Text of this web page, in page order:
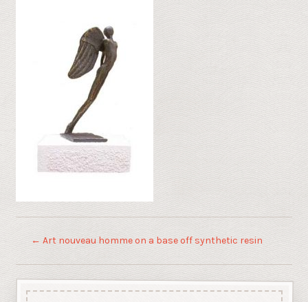
← Art nouveau homme on a base off synthetic resin